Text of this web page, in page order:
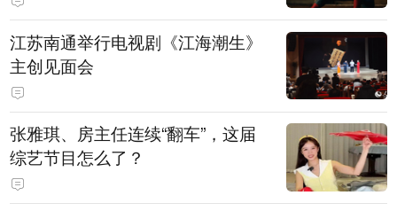
江苏南通举行电视剧《江海潮生》
主创见面会
张雅琪、房主任连续“翻车”，这届
综艺节目怎么了？